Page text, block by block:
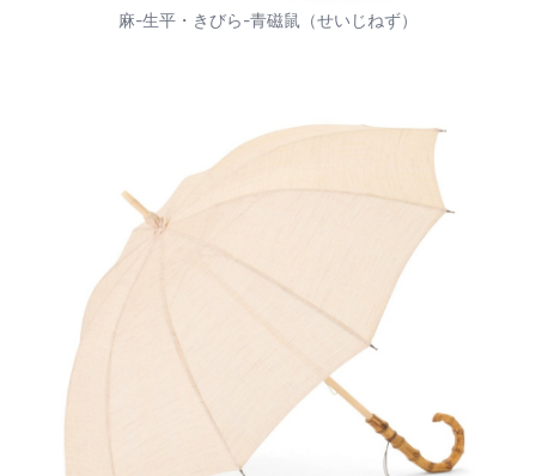
麻-生平・きびら-青磁鼠（せいじねず）